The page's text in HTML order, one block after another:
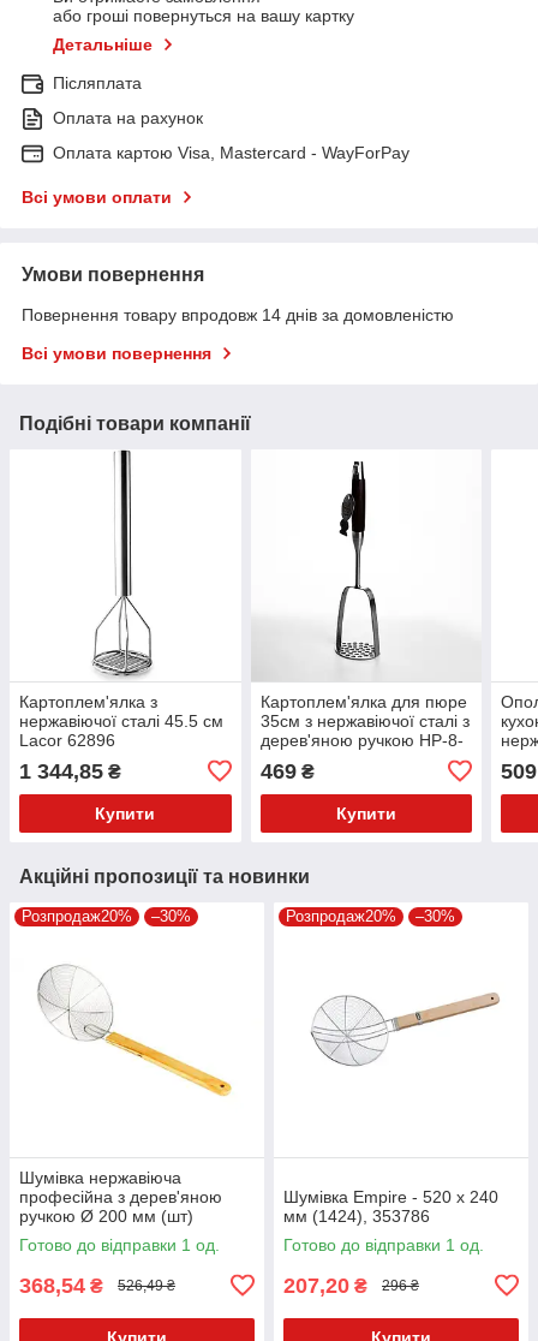
або гроші повернуться на вашу картку
Детальніше
Післяплата
Оплата на рахунок
Оплата картою Visa, Mastercard - WayForPay
Всі умови оплати
Умови повернення
Повернення товару впродовж 14 днів за домовленістю
Всі умови повернення
Подібні товари компанії
Картоплем'ялка з
нержавіючої сталі 45.5 см
Lacor 62896
1 344,85 ₴
Купити
Картоплем'ялка для пюре
35см з нержавіючої сталі з
дерев'яною ручкою HP-8-
469₴
Купити
45
509
Акційні пропозиції та новинки
Розпродаж20% –30%
Шумівка нержавіюча
професійна з дерев'яною
ручкою Ø 200 мм (шт)
Готово до відправки 1 од.
368,54 ₴ 526,49 ₴
Розпродаж20% –30%
Шумівка Empire - 520 x 240
мм (1424), 353786
Готово до відправки 1 од.
207,20 ₴ 296 ₴